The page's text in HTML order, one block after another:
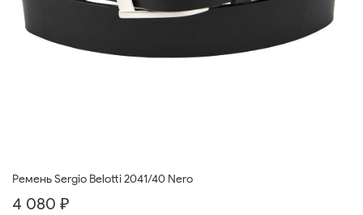
Ремень Sergio Belotti 2041/40 Nero
4 080 ₽